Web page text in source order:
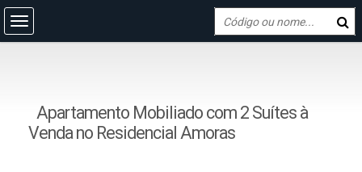
Apartamento Mobiliado com 2 Suítes à
Venda no Residencial Amoras